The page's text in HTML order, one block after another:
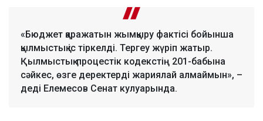
«Бюджет қаражатын жымқыру фактісі бойынша
қылмыстық іс тіркелді. Тергеу жүріп жатыр.
Қылмыстық-процестік кодекстің 201-бабына
сәйкес, өзге деректерді жариялай алмаймын», –
деді Елемесов Сенат кулуарында.